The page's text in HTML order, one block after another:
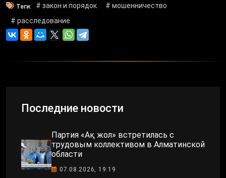
Теги: # закон и порядок
# мошенничество
# расследование
Последние новости
Партия «Ақ жол» встретилась с
трудовым коллективом в Алматинской
области
07.08.2026, 19:19